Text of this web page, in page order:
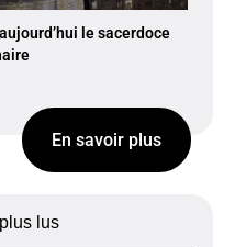
le sacerdoce
En savoir plus
lus